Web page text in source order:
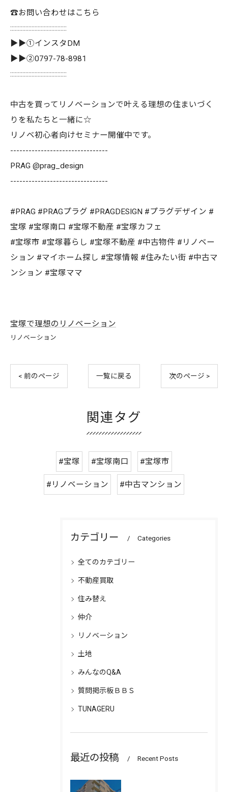
☎️お問い合わせはこちら
:::::::::::::::::::::::::::::::::::::
▶▶①インスタDM
▶▶②0797-78-8981
:::::::::::::::::::::::::::::::::::::
中古を買ってリノベーションで叶える理想の住まいづく
りを私たちと一緒に☆
リノベ初心者向けセミナー開催中です。
--------------------------------
PRAG @prag_design
--------------------------------
#PRAG #PRAGプラグ #PRAGDESIGN #プラグデザイン #
宝塚 #宝塚南口 #宝塚不動産 #宝塚カフェ
#宝塚市 #宝塚暮らし #宝塚不動産 #中古物件 #リノベー
ション #マイホーム探し #宝塚情報 #住みたい街 #中古マ
ンション #宝塚ママ
宝塚で理想のリノベーション
リノベーション
< 前のページ 一覧に戻る 次のページ >
関連タグ
#宝塚 #宝塚南口 #宝塚市
#リノベーション #中古マンション
カテゴリー Categories
全てのカテゴリー
不動産買取
住み替え
仲介
リノベーション
土地
みんなのQ&A
質問掲示板ＢＢＳ
TUNAGERU
最近の投稿 Recent Posts